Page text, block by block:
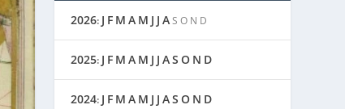
2026: J F M A M J J AS O N D
2025: J F M A M J J AS O N D
2024: J F M A M J J AS O N D